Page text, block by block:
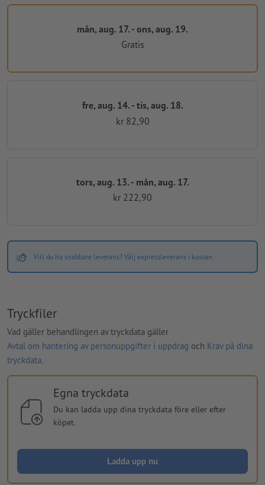
mån, aug. 17. - ons, aug. 19.
Gratis
fre, aug. 14. - tis, aug. 18.
kr 82,90
tors, aug. 13. - mån, aug. 17.
kr 222,90
Vill du ha snabbare leverans? Välj expressleverans i kassan.
Tryckfiler
Vad gäller behandlingen av tryckdata gäller
Avtal om hantering av personuppgifter i uppdrag och Krav på dina
tryckdata.
Egna tryckdata
Du kan ladda upp dina tryckdata före eller efter
köpet.
Ladda upp nu